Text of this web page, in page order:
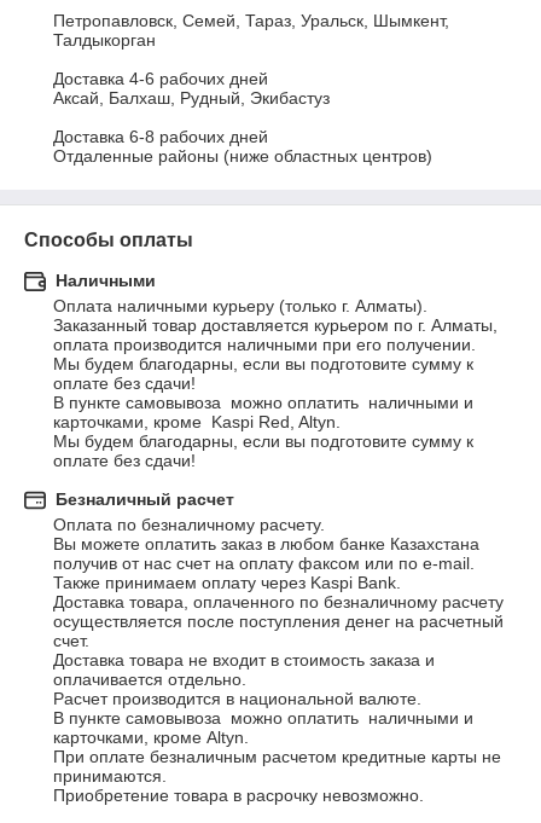
Петропавловск, Семей, Тараз, Уральск, Шымкент,
Талдыкорган
Доставка 4-6 рабочих дней
Аксай, Балхаш, Рудный, Экибастуз
Доставка 6-8 рабочих дней
Отдаленные районы (ниже областных центров)
Способы оплаты
Наличными
Оплата наличными курьеру (только г. Алматы).
Заказанный товар доставляется курьером по г. Алматы,
оплата производится наличными при его получении.
Мы будем благодарны, если вы подготовите сумму к
оплате без сдачи!
В пункте самовывоза  можно оплатить  наличными и
карточками, кроме  Kaspi Red, Altyn.
Мы будем благодарны, если вы подготовите сумму к
оплате без сдачи!
Безналичный расчет
Оплата по безналичному расчету.
Вы можете оплатить заказ в любом банке Казахстана
получив от нас счет на оплату факсом или по e-mail.
Также принимаем оплату через Kaspi Bank.
Доставка товара, оплаченного по безналичному расчету
осуществляется после поступления денег на расчетный
счет.
Доставка товара не входит в стоимость заказа и
оплачивается отдельно.
Расчет производится в национальной валюте.
В пункте самовывоза  можно оплатить  наличными и
карточками, кроме Altyn.
При оплате безналичным расчетом кредитные карты не
принимаются.
Приобретение товара в расрочку невозможно.